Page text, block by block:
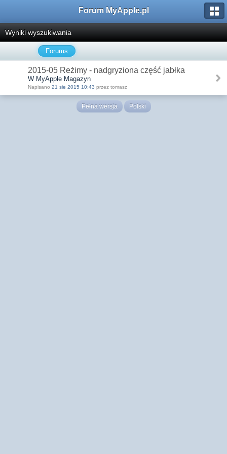
Forum MyApple.pl
Wyniki wyszukiwania
Forums
2015-05 Reżimy - nadgryziona część jabłka
W MyApple Magazyn
Napisano 21 sie 2015 10:43 przez tomasz
Pełna wersja Polski